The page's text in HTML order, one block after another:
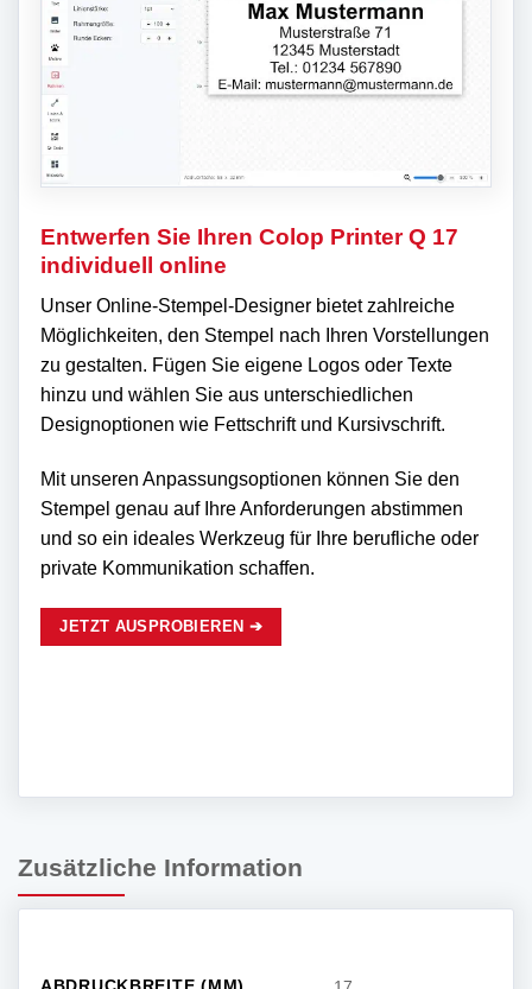
Entwerfen Sie Ihren Colop Printer Q 17
individuell online
Unser Online-Stempel-Designer bietet zahlreiche
Möglichkeiten, den Stempel nach Ihren Vorstellungen
zu gestalten. Fügen Sie eigene Logos oder Texte
hinzu und wählen Sie aus unterschiedlichen
Designoptionen wie Fettschrift und Kursivschrift.
Mit unseren Anpassungsoptionen können Sie den
Stempel genau auf Ihre Anforderungen abstimmen
und so ein ideales Werkzeug für Ihre berufliche oder
private Kommunikation schaffen.
JETZT AUSPROBIEREN ➔
Zusätzliche Information